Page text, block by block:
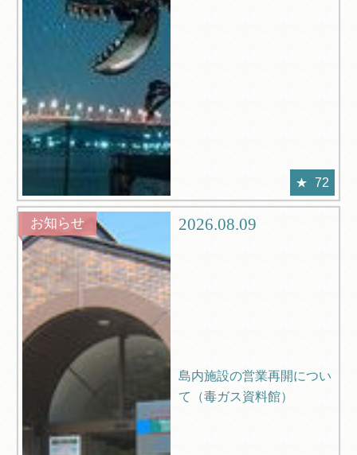
72
お知らせ 2026.08.09
島内施設の営業再開につい
て（毒ガス資料館）